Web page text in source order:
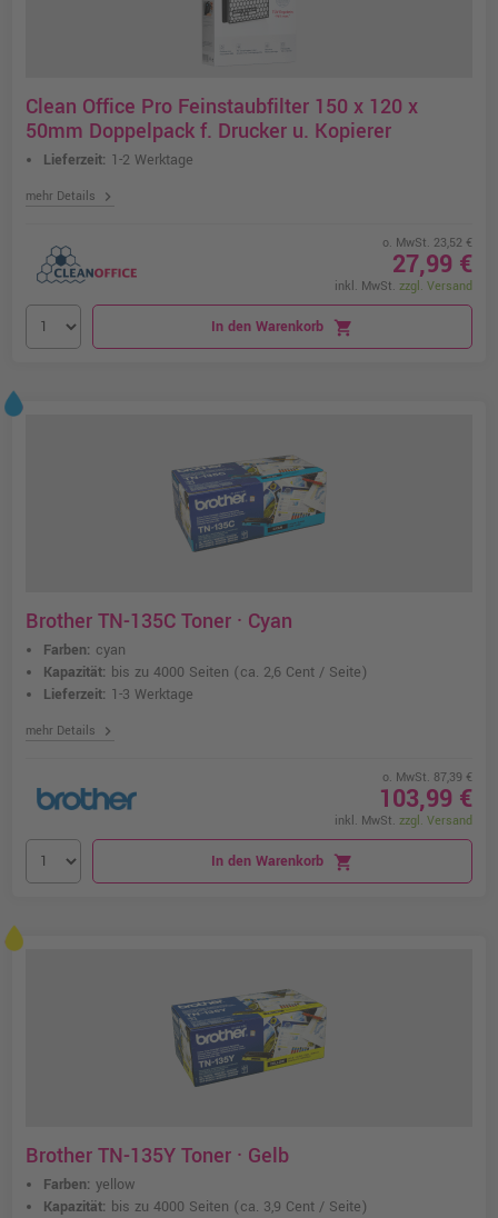
Clean Office Pro Feinstaubfilter 150 x 120 x
50mm Doppelpack f. Drucker u. Kopierer
Lieferzeit: 1-2 Werktage
mehr Details chevron_right
o. MwSt. 23,52 €
27,99 €
inkl. MwSt. zzgl. Versand
In den Warenkorb shopping_cart
Brother TN-135C Toner · Cyan
Farben: cyan
Kapazität: bis zu 4000 Seiten (ca. 2,6 Cent / Seite)
Lieferzeit: 1-3 Werktage
mehr Details chevron_right
o. MwSt. 87,39 €
103,99 €
inkl. MwSt. zzgl. Versand
In den Warenkorb shopping_cart
Brother TN-135Y Toner · Gelb
Farben: yellow
Kapazität: bis zu 4000 Seiten (ca. 3,9 Cent / Seite)